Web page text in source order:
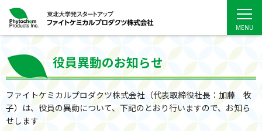
役員異動のお知らせ
ファイトケミカルプロダクツ株式会社（代表取締役社長：加藤 牧
子）は、役員の異動について、下記のとおり行いますので、お知ら
せします